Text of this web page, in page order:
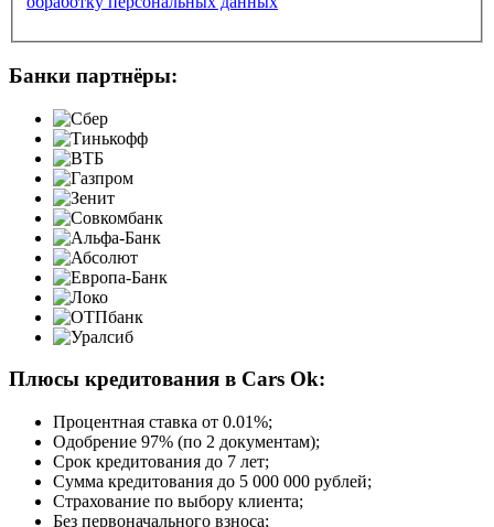
Банки партнёры:
Плюсы кредитования в Cars Ok:
Процентная ставка от 0.01%;
Одобрение 97% (по 2 документам);
Срок кредитования до 7 лет;
Сумма кредитования до 5 000 000 рублей;
Страхование по выбору клиента;
Без первоначального взноса;